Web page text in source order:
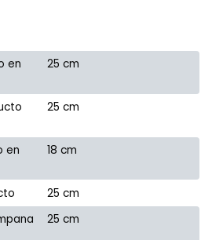
en
25 cm
25 cm
en
18 cm
25 cm
25 cm